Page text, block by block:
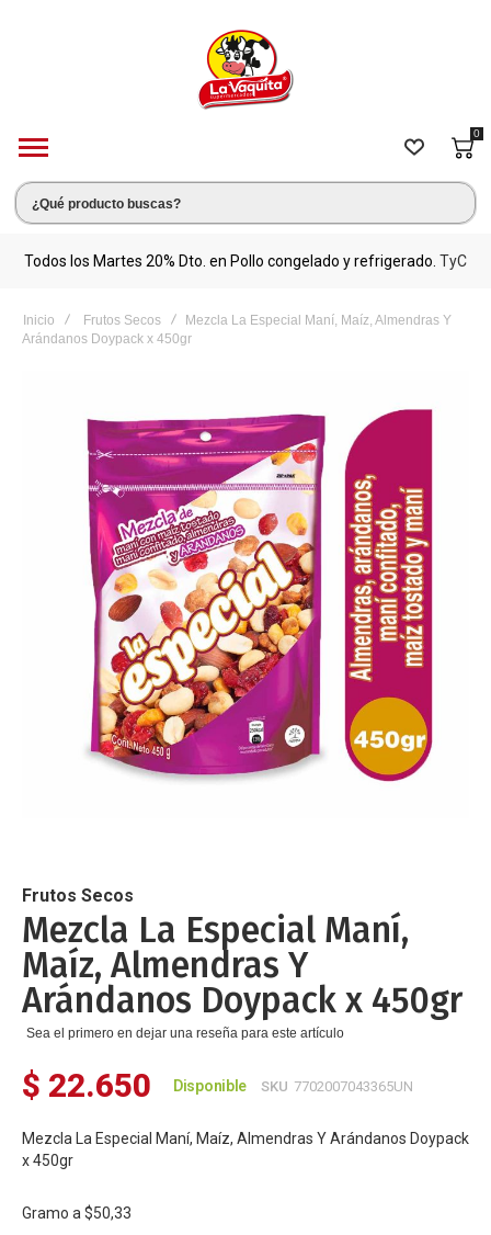
0
Todos los Martes 20% Dto. en Pollo congelado y refrigerado. TyC
Inicio Frutos Secos
Mezcla La Especial Maní, Maíz, Almendras Y
Arándanos Doypack x 450gr
de
la
galería
de
imágenes
Frutos Secos
Mezcla La Especial Maní,
Maíz, Almendras Y
Arándanos Doypack x 450gr
Sea el primero en dejar una reseña para este artículo
$ 22.650 Disponible SKU 7702007043365UN
Mezcla La Especial Maní, Maíz, Almendras Y Arándanos Doypack
x 450gr
Gramo a $50,33